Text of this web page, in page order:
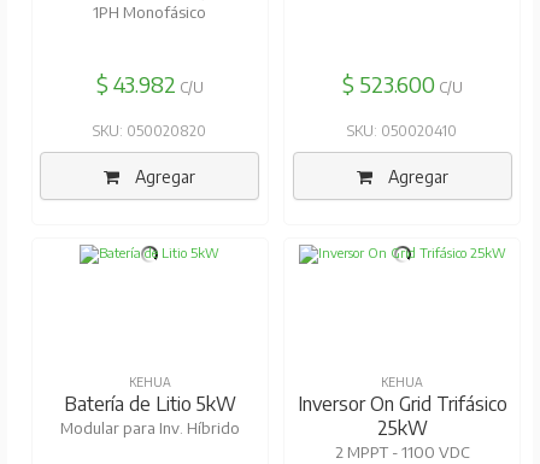
1PH Monofásico
$ 43.982 C/U
SKU: 050020820
Agregar
$ 523.600C/U
SKU: 050020410
Agregar
KEHUA
Batería de Litio 5kW
Modular para Inv. Híbrido
KEHUA
Inversor On Grid Trifásico
25kW
2 MPPT - 1100 VDC